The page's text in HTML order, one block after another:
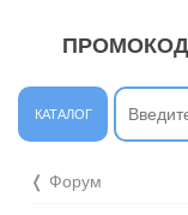
КАТАЛОГ
❬ Форум
Новые
найдёте